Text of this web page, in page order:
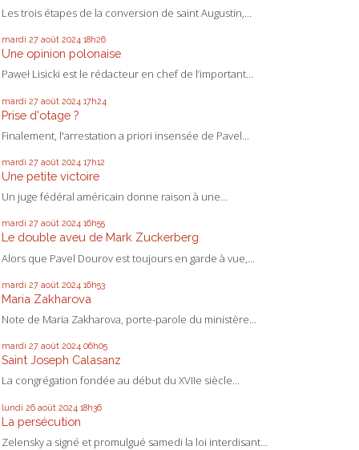
Les trois étapes de la conversion de saint Augustin,...
mardi 27 août 2024 18h26
Une opinion polonaise
Paweł Lisicki est le rédacteur en chef de l’important...
mardi 27 août 2024 17h24
Prise d'otage ?
Finalement, l'arrestation a priori insensée de Pavel...
mardi 27 août 2024 17h12
Une petite victoire
Un juge fédéral américain donne raison à une...
mardi 27 août 2024 16h55
Le double aveu de Mark Zuckerberg
Alors que Pavel Dourov est toujours en garde à vue,...
mardi 27 août 2024 16h53
Maria Zakharova
Note de Maria Zakharova, porte-parole du ministère...
mardi 27 août 2024 06h05
Saint Joseph Calasanz
La congrégation fondée au début du XVIIe siècle...
lundi 26 août 2024 18h36
La persécution
Zelensky a signé et promulgué samedi la loi interdisant...